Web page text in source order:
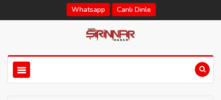
Whatsapp Canlı Dinle